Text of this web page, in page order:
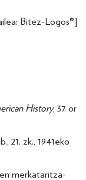
Bitez-Logos®]
History, 37. or
21. zk., 1941eko
merkataritza-